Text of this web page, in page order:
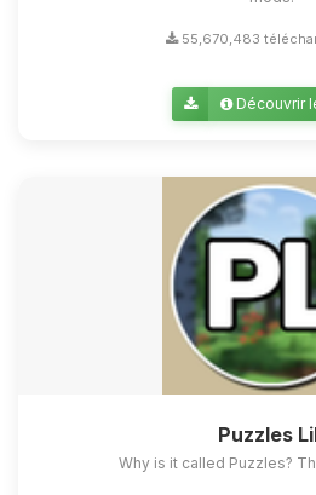
55,670,483
Découvrir
Puzzles
Why is it called Puzzles?